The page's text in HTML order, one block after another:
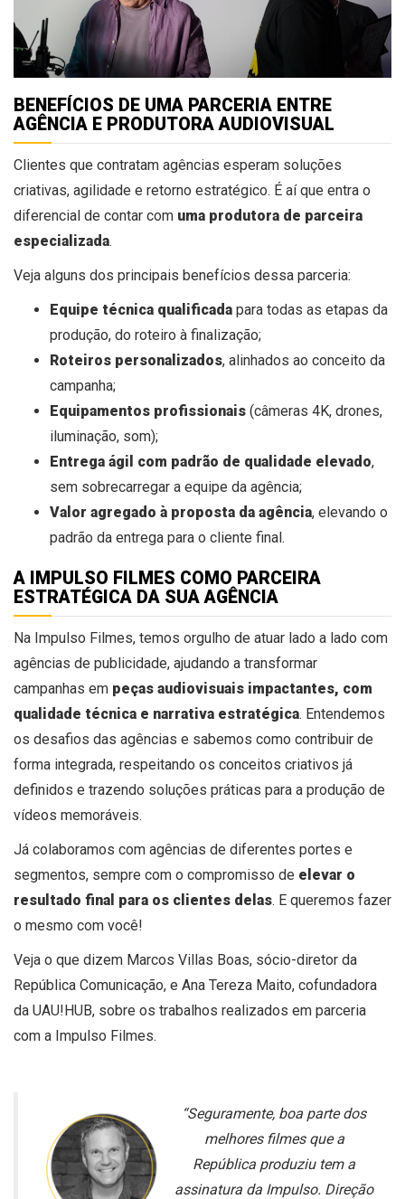
BENEFÍCIOS DE UMA PARCERIA ENTRE
AGÊNCIA E PRODUTORA AUDIOVISUAL
Clientes que contratam agências esperam soluções
criativas, agilidade e retorno estratégico. É aí que entra o
diferencial de contar com uma produtora de parceira
especializada.
Veja alguns dos principais benefícios dessa parceria:
Equipe técnica qualificada para todas as etapas da
produção, do roteiro à finalização;
Roteiros personalizados, alinhados ao conceito da
campanha;
Equipamentos profissionais (câmeras 4K, drones,
iluminação, som);
Entrega ágil com padrão de qualidade elevado,
sem sobrecarregar a equipe da agência;
Valor agregado à proposta da agência, elevando o
padrão da entrega para o cliente final.
A IMPULSO FILMES COMO PARCEIRA
ESTRATÉGICA DA SUA AGÊNCIA
Na Impulso Filmes, temos orgulho de atuar lado a lado com
agências de publicidade, ajudando a transformar
campanhas em peças audiovisuais impactantes, com
qualidade técnica e narrativa estratégica. Entendemos
os desafios das agências e sabemos como contribuir de
forma integrada, respeitando os conceitos criativos já
definidos e trazendo soluções práticas para a produção de
vídeos memoráveis.
Já colaboramos com agências de diferentes portes e
segmentos, sempre com o compromisso de elevar o
resultado final para os clientes delas. E queremos fazer
o mesmo com você!
Veja o que dizem Marcos Villas Boas, sócio-diretor da
República Comunicação, e Ana Tereza Maito, cofundadora
da UAU!HUB, sobre os trabalhos realizados em parceria
com a Impulso Filmes.
“Seguramente, boa parte dos
melhores filmes que a
República produziu tem a
assinatura da Impulso. Direção